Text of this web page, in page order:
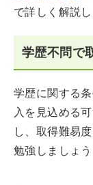
で詳しく解説
学歴不問で
学歴に関する
入を見込める
し、取得難易
勉強しましょう